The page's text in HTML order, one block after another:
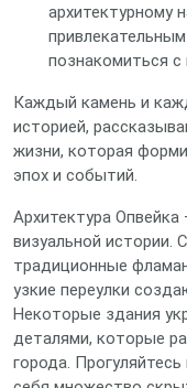
архитектурному
познакомиться с
Каждый камень и
историей,
жизни, которая
эпох и событий.
Архитектура
визуальной истории.
традиционные
узкие переулки
Некоторые здания
деталями, которые
города.